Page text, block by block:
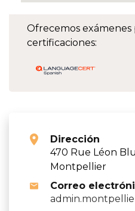
Ofrecemos exámenes
certificaciones:
Dirección
470 Rue Léon
Montpellier
Correo